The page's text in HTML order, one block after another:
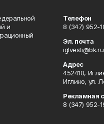
и
Телефон
8 (347) 952-
Эл. почта
iglvesti@bk.ru
Адрес
452410,
Иглино, ул.
Рекламная
8 (347) 952-